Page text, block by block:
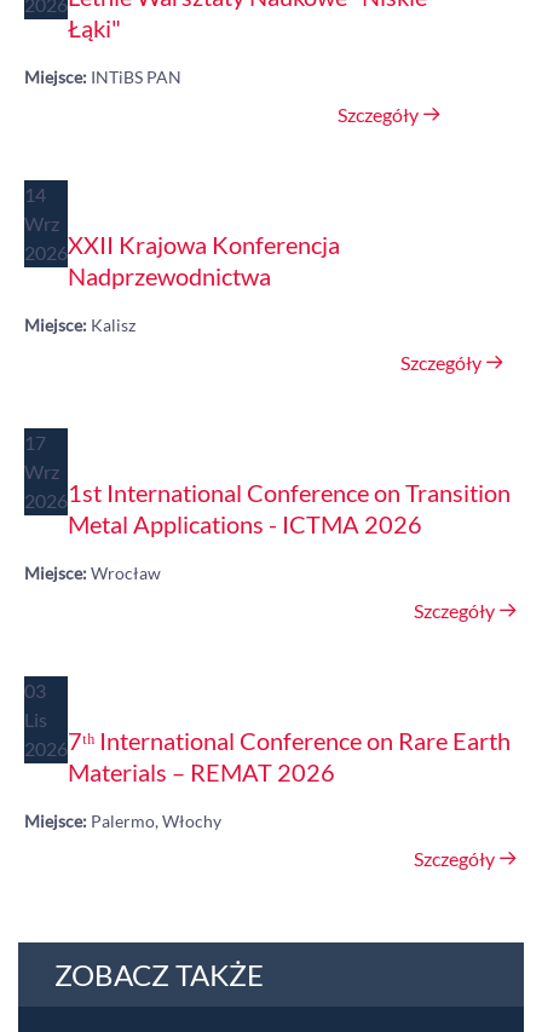
2026
Łąki"
Miejsce: INTiBS PAN
Szczegóły
14
Wrz
2026XXII Krajowa Konferencja
Nadprzewodnictwa
Miejsce: Kalisz
Szczegóły
17
Wrz
20261st International Conference on Transition
Metal Applications - ICTMA 2026
Miejsce:Wrocław
Szczegóły
03
Lis
20267ᵗʰ International Conference on Rare Earth
Materials – REMAT 2026
Miejsce: Palermo, Włochy
Szczegóły
ZOBACZ TAKŻE